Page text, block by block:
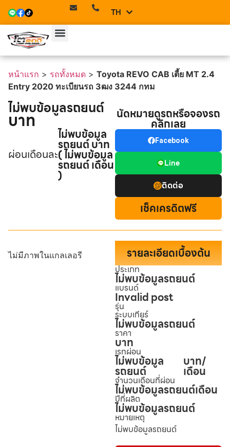
TH
EN
หน้าแรก > รถทั้งหมด > Toyota REVO CAB เตี้ย MT 2.4
Entry 2020 ทะเบียนรถ 3ฒง 3244 กทม
ไม่พบข้อมูลรถยนต์
บาท
ผ่อนเดือนละ
ไม่พบข้อมูล
รถยนต์ บาท
( ไม่พบข้อมูล
รถยนต์ เดือน
)
นัดหมายดูรถหรือจองรถ
คลิกเลย
Facebook
Line
ติดต่อ
เช็คเครดิตฟรี
ไม่มีภาพในแกลเลอรี รายละเอียดเบื้องต้น
ประเภท
ไม่พบข้อมูลรถยนต์
แบรนด์
Invalid post
รุ่น
ระบบเกียร์
ไม่พบข้อมูลรถยนต์
ราคา
บาท
เรทผ่อน
ไม่พบข้อมูล
รถยนต์
บาท/
เดือน
จำนวนเดือนที่ผ่อน
ไม่พบข้อมูลรถยนต์เดือน
ปีที่ผลิต
ไม่พบข้อมูลรถยนต์
หมายเหตุ
ไม่พบข้อมูลรถยนต์